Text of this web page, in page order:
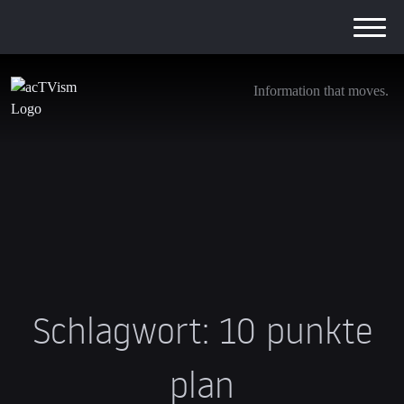
Information that moves.
Schlagwort: 10 punkte
plan